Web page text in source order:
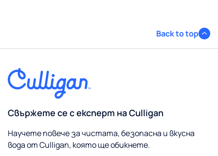
Back to top
Свържете се с експерт на Culligan
Научете повече за чистата, безопасна и вкусна
вода от Culligan, която ще обикнете.